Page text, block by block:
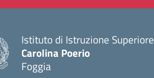
Istituto di Istruzione Superiore
Carolina Poerio
Foggia